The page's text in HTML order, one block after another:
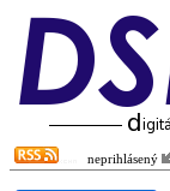
neprihlásený